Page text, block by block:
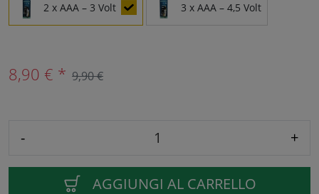
2 x AAA – 3 Volt 3 x AAA – 4,5 Volt
8,90 € * 9,90 €
- +
AGGIUNGI AL CARRELLO